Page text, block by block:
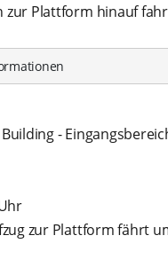
zur Plattform hinauf
-
zur Plattform fährt